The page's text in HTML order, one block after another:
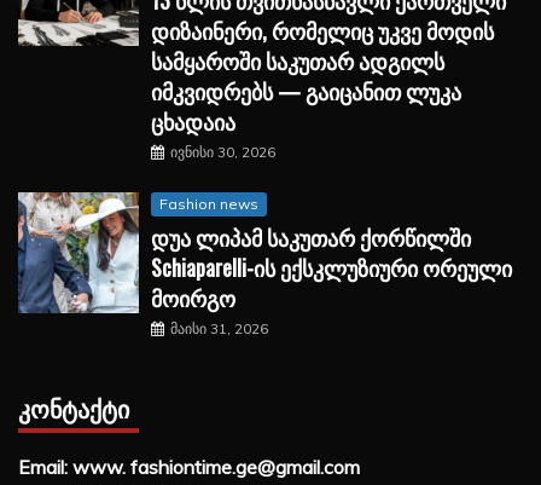
დიზაინერი, რომელიც უკვე მოდის
სამყაროში საკუთარ ადგილს
იმკვიდრებს — გაიცანით ლუკა
ცხადაია
ივნისი 30, 2026
Fashion news
დუა ლიპამ საკუთარ ქორწილში
Schiaparelli-ის ექსკლუზიური ორეული
მოირგო
მაისი 31, 2026
ᲙᲝᲜᲢᲐᲥᲢᲘ
Email: www. fashiontime.ge@gmail.com